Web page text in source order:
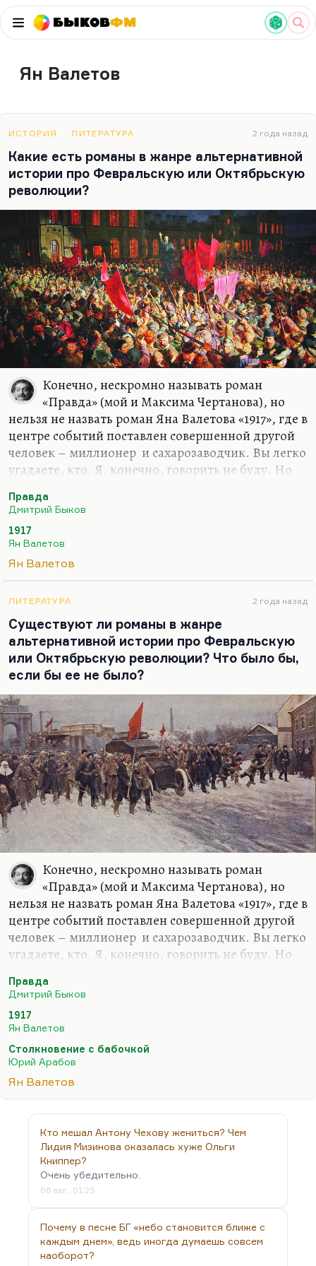
БыковФМ
Ян Валетов
ИСТОРИЯ ЛИТЕРАТУРА 2 года назад
Какие есть романы в жанре альтернативной
истории про Февральскую или Октябрьскую
революции?
Конечно, нескромно называть роман
«Правда» (мой и Максима Чертанова), но
нельзя не назвать роман Яна Валетова «1917», где в
центре событий поставлен совершенной другой
человек – миллионер и сахарозаводчик. Вы легко
угадаете, кто. Я, конечно, говорить не буду. Но
сериала. Валетов вообще очень хороший
писатель («Ничья земля» – пророческая
тетралогия), да и друг мой близкий. Я
всего. Валетов – важный для меня человек, на
слежу, жду, что он напишет сейчас. Он взял паузу
на время войны и занят совсем не литературными
делами. Но что бы он ни делал, он писатель…
Правда
Дмитрий Быков
1917
Ян Валетов
Ян Валетов
ЛИТЕРАТУРА 2 года назад
Существуют ли романы в жанре
альтернативной истории про Февральскую
или Октябрьскую революции? Что было бы,
если бы ее не было?
Конечно, нескромно называть роман
«Правда» (мой и Максима Чертанова), но
нельзя не назвать роман Яна Валетова «1917», где в
центре событий поставлен совершенной другой
человек – миллионер и сахарозаводчик. Вы легко
угадаете, кто. Я, конечно, говорить не буду. Но
сериала. Валетов вообще очень хороший
писатель («Ничья земля» – пророческая
тетралогия), да и друг мой близкий. Я
всего. Валетов – важный для меня человек, на
которого я оглядываюсь, за чьими реакциями я
слежу, жду, что он напишет сейчас. Он взял паузу
делами. Но что бы он ни делал, он писатель…
Правда
Дмитрий Быков
1917
Ян Валетов
Столкновение с бабочкой
Юрий Арабов
Ян Валетов
Кто мешал Антону Чехову жениться? Чем
Лидия Мизинова оказалась хуже Ольги
Книппер?
Очень убедительно.
06 авг., 01:23
Почему в песне БГ «небо становится ближе с
каждым днем», ведь иногда думаешь совсем
наоборот?